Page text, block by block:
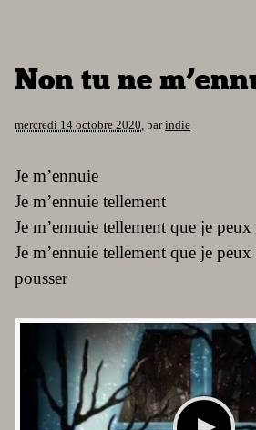
Non tu ne
mercredi 14 octobre 2020, parindie
Je m’ennuie
Je m’ennuie tellement
Je m’ennuie tellement que je
Je m’ennuie tellement que je
pousser